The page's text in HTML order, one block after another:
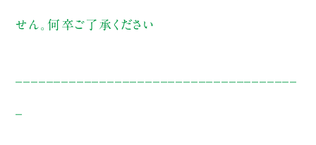
せん。何卒ご了承ください